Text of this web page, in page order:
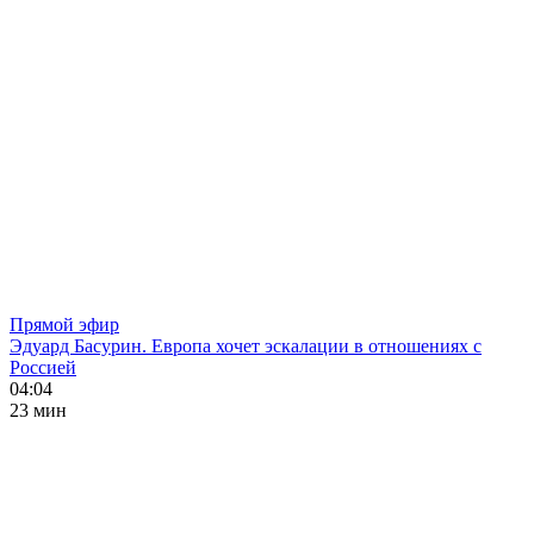
Прямой эфир
Эдуард Басурин. Европа хочет эскалации в отношениях с
Россией
04:04
23 мин